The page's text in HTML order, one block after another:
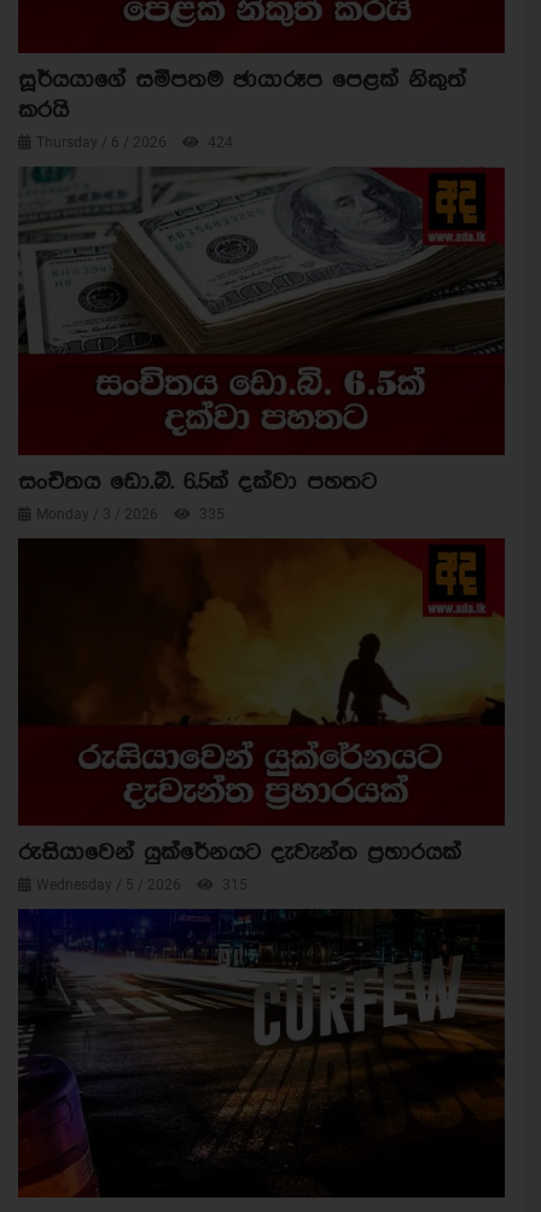
සූර්යයාගේ සමීපතම ඡායාරූප පෙළක් නිකුත්
කරයි
Thursday / 6 / 2026 424
සංචිතය ඩො.බි. 6.5ක් දක්වා පහතට
Monday / 3 / 2026 335
රුසියාවෙන් යුක්රේනයට දැවැන්ත ප්‍රහාරයක්
Wednesday / 5 / 2026 315